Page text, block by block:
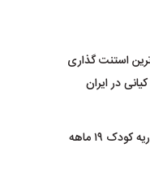
استنت گذاری
در ایران
۱۹ ماهه